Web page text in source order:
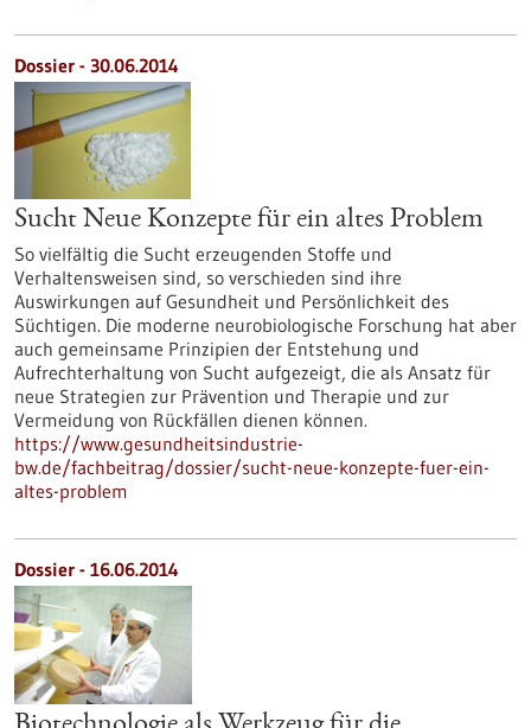
Dossier - 30.06.2014
Sucht Neue Konzepte für ein altes Problem
So vielfältig die Sucht erzeugenden Stoffe und
Verhaltensweisen sind, so verschieden sind ihre
Auswirkungen auf Gesundheit und Persönlichkeit des
Süchtigen. Die moderne neurobiologische Forschung hat aber
auch gemeinsame Prinzipien der Entstehung und
Aufrechterhaltung von Sucht aufgezeigt, die als Ansatz für
neue Strategien zur Prävention und Therapie und zur
Vermeidung von Rückfällen dienen können.
https://www.gesundheitsindustrie-
bw.de/fachbeitrag/dossier/sucht-neue-konzepte-fuer-ein-
altes-problem
Dossier - 16.06.2014